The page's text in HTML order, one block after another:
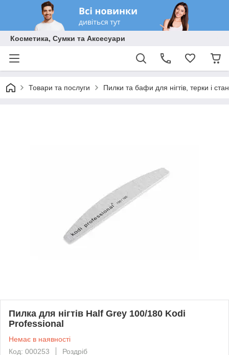
Косметика, Сумки та Аксесуари
Товари та послуги Пилки та бафи для нігтів, терки і
Пилка для нігтів Half Grey 100/180 Kodi
Professional
Немає в наявності
Код: 000253
Роздріб